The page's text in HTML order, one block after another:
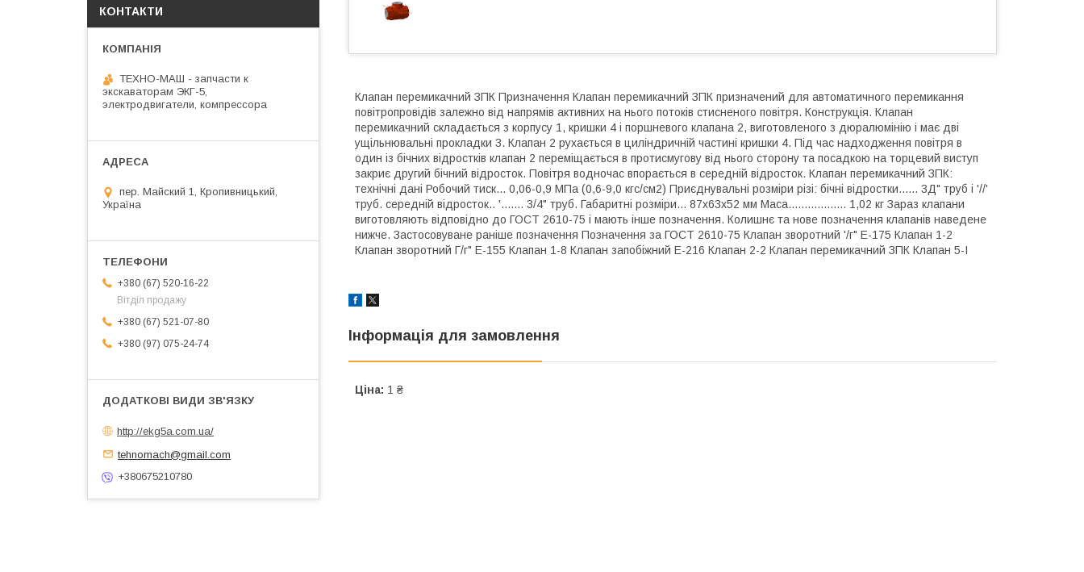
Клапан перемикачний ЗПК Призначення Клапан перемикачний ЗПК призначений для автоматичного перемикання
повітропровідів залежно від напрямів активних на нього потоків стисненого повітря. Конструкція. Клапан
перемикачний складається з корпусу 1, кришки 4 і поршневого клапана 2, виготовленого з дюралюмінію і має дві
ущільнювальні прокладки 3. Клапан 2 рухається в циліндричній частині кришки 4. Під час надходження повітря в
один із бічних відростків клапан 2 переміщається в протисмугову від нього сторону та посадкою на торцевий виступ
закриє другий бічний відросток. Повітря водночас впорається в середній відросток. Клапан перемикачний ЗПК:
технічні дані Робочий тиск... 0,06-0,9 МПа (0,6-9,0 кгс/см2) Приєднувальні розміри різі: бічні відростки...... 3Д" труб і '//'
труб. середній відросток.. '....... 3/4" труб. Габаритні розміри... 87x63x52 мм Маса.................. 1,02 кг Зараз клапани
виготовляють відповідно до ГОСТ 2610-75 і мають інше позначення. Колишнє та нове позначення клапанів наведене
нижче. Застосовуване раніше позначення Позначення за ГОСТ 2610-75 Клапан зворотний '/г" Е-175 Клапан 1-2
Клапан зворотний Г/г" Е-155 Клапан 1-8 Клапан запобіжний Е-216 Клапан 2-2 Клапан перемикачний ЗПК Клапан 5-I
Інформація для замовлення
Ціна: 1 ₴
КОНТАКТИ
ТЕХНО-МАШ - запчасти к
экскаваторам ЭКГ-5,
электродвигатели, компрессора
пер. Майский 1, Кропивницький,
Україна
+380 (67) 520-16-22
Вітділ продажу
+380 (67) 521-07-80
+380 (97) 075-24-74
http://ekg5a.com.ua/
tehnomach@gmail.com
+380675210780